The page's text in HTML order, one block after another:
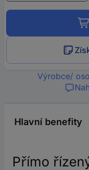
Výrobce/
Hlavní benefity
Přímo